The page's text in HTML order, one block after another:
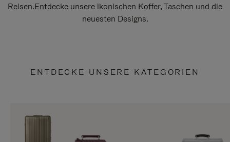
Reisen.Entdecke unsere ikonischen Koffer, Taschen und die
neuesten Designs.
ENTDECKE UNSERE KATEGORIEN